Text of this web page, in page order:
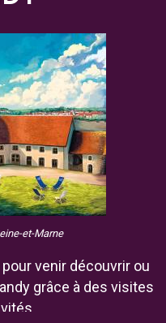
et-Marne
venir découvrir ou
grâce à des visites